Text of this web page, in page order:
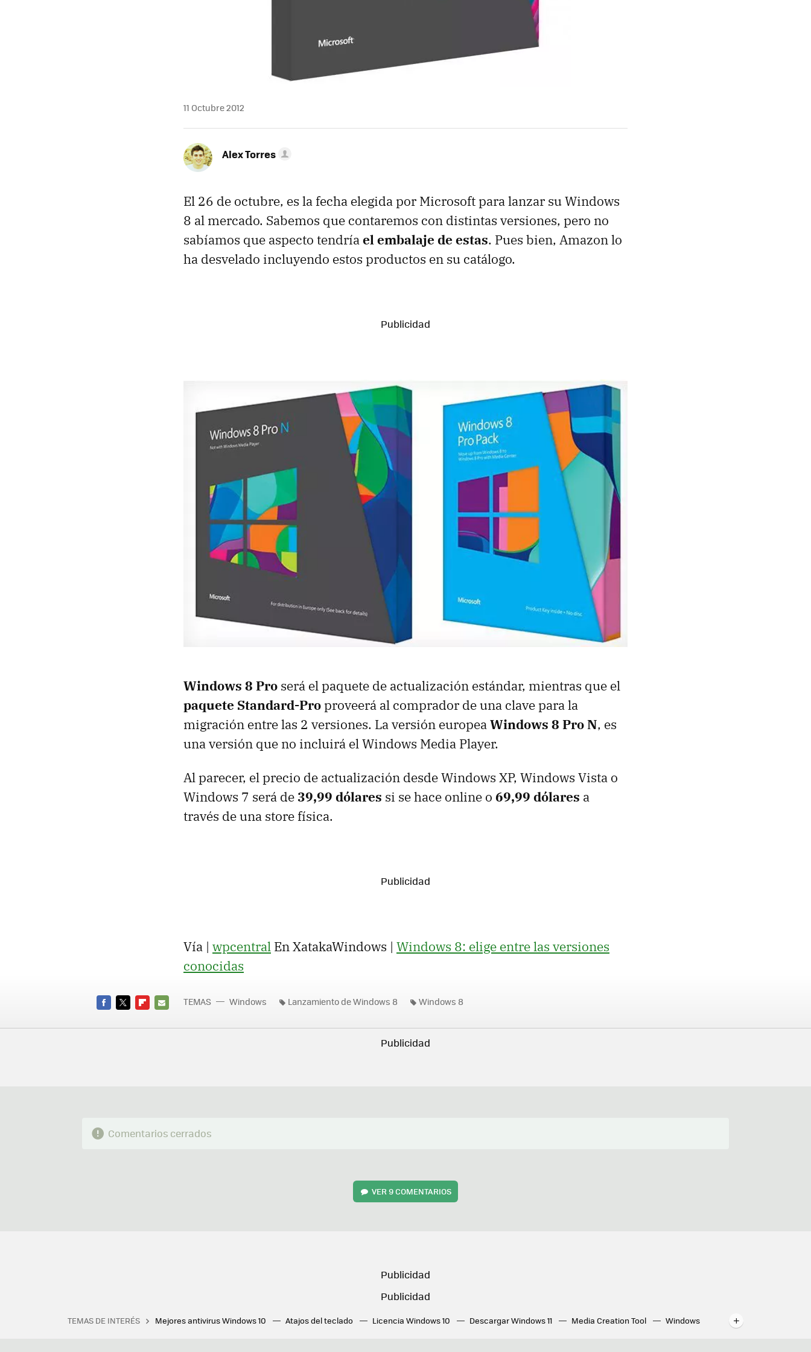
11 Octubre 2012
Alex Torres
El 26 de octubre, es la fecha elegida por Microsoft para lanzar su Windows
8 al mercado. Sabemos que contaremos con distintas versiones, pero no
sabíamos que aspecto tendríael embalaje de estas. Pues bien, Amazon lo
ha desvelado incluyendo estos productos en su catálogo.
Windows 8 Pro será el paquete de actualización estándar, mientras que el
paquete Standard-Proproveerá al comprador de una clave para la
migración entre las 2 versiones. La versión europeaWindows 8 Pro N, es
una versión que no incluirá el Windows Media Player.
Al parecer, el precio de actualización desde Windows XP, Windows Vista o
Windows 7 será de 39,99 dólares si se hace online o 69,99 dólares a
través de una store física.
Vía | wpcentral En XatakaWindows | Windows 8: elige entre las versiones
conocidas
MAIL
TEMAS Windows Lanzamiento de Windows 8 Windows 8
Comentarios cerrados
VER 9 COMENTARIOS
TEMAS DE INTERÉS Mejores antivirus Windows 10 Atajos del teclado Licencia Windows 10 Descargar Windows 11 Media Creation Tool
Windows